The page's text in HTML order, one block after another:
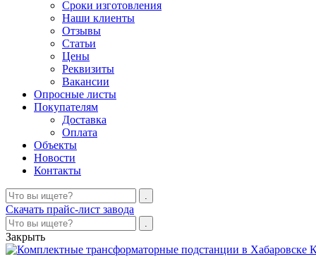
Сроки изготовления
Наши клиенты
Отзывы
Статьи
Цены
Реквизиты
Вакансии
Опросные листы
Покупателям
Доставка
Оплата
Объекты
Новости
Контакты
Скачать прайс-лист завода
Закрыть